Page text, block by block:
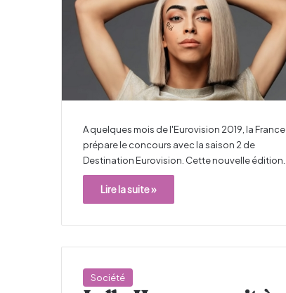
A quelques mois de l'Eurovision 2019, la France
prépare le concours avec la saison 2 de
Destination Eurovision. Cette nouvelle édition…
Lire la suite »
Société